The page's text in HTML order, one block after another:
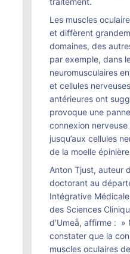
Les muscles
et diffèrent
domaines, des
par exemple, dans
neuromusculaires
et cellules
antérieures ont
provoque une
connexion
jusqu’aux cellules
de la moelle
Anton Tjust, auteur
doctorant au
Intégrative
des Sciences
d’Umeå, affirme : »
constater que la
muscles oculaires